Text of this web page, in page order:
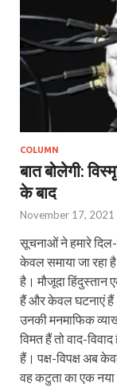
COLUMN
बात बोलेगी:
के बाद
November 17, 2021
सूचनाओं ने हमारे
केवल समाया जा रहा
है। मौजूदा हिंदुस्तान
हैं और केवल घटनाएं
उनकी मनमाफिक
विमत हैं तो वाद-
हैं। पक्ष-विपक्ष अब
वह कटुता का एक